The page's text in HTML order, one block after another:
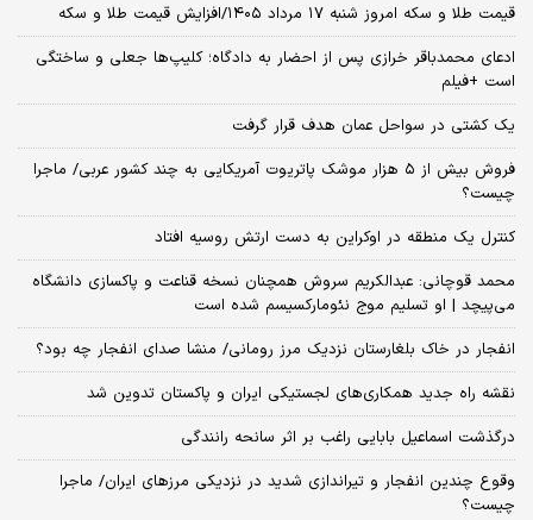
قیمت طلا و سکه امروز شنبه ۱۷ مرداد ۱۴۰۵/افزایش قیمت طلا و سکه
ادعای محمدباقر خرازی پس از احضار به دادگاه؛ کلیپ‌ها جعلی و ساختگی
است +فیلم
یک کشتی در سواحل عمان هدف قرار گرفت
فروش بیش از ۵ هزار موشک پاتریوت آمریکایی به چند کشور عربی/ ماجرا
چیست؟
کنترل یک منطقه در اوکراین به دست ارتش روسیه افتاد
محمد قوچانی: عبدالکریم سروش همچنان نسخه قناعت و پاکسازی دانشگاه
می‌پیچد | او تسلیم موج نئومارکسیسم شده است
انفجار در خاک بلغارستان نزدیک مرز رومانی/ منشا صدای انفجار چه بود؟
نقشه راه جدید همکاری‌های لجستیکی ایران و پاکستان تدوین شد
درگذشت اسماعیل بابایی راغب بر اثر سانحه رانندگی
وقوع چندین انفجار و تیراندازی شدید در نزدیکی مرز‌های ایران/ ماجرا
چیست؟